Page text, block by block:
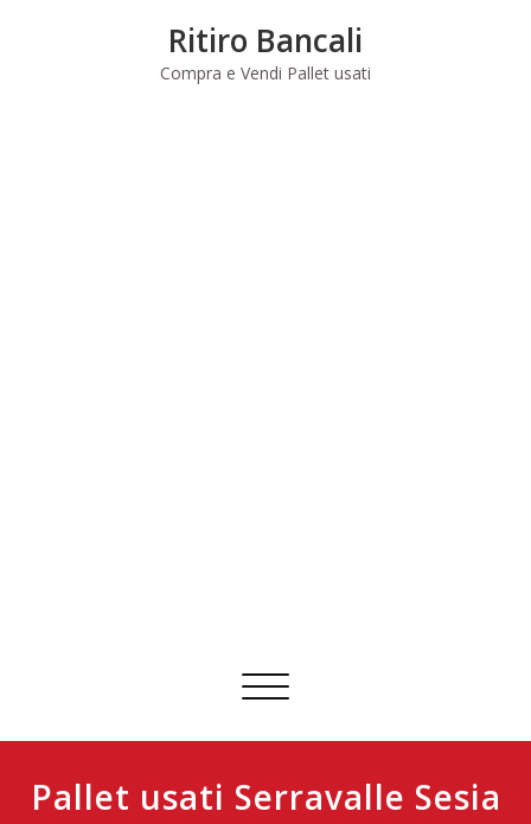
Ritiro Bancali
Compra e Vendi Pallet usati
Commuta
Pallet usati Serravalle Sesia